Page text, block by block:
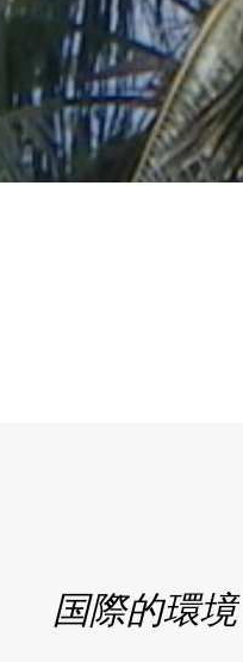
国際的環境